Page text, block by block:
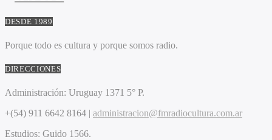
DESDE 1989
Porque todo es cultura y porque somos radio.
DIRECCIONES
Administración: Uruguay 1371 5° P.
+(54) 911 6642 8164 | administracion@fmradiocultura.com.ar
Estudios: Guido 1566.